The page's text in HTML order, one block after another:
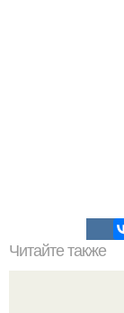
Читайте также